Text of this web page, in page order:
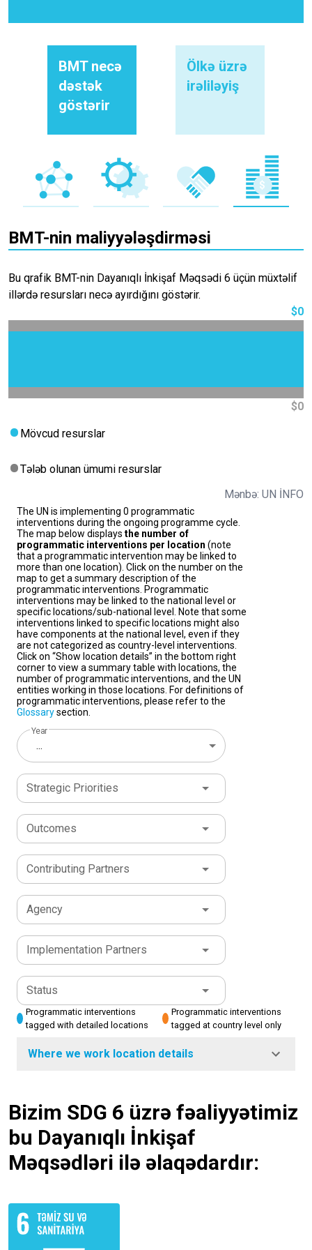
BMT necə
dəstək
göstərir
Ölkə üzrə
irəliləyiş
BMT-nin maliyyələşdirməsi
Bu qrafik BMT-nin Dayanıqlı İnkişaf Məqsədi 6 üçün müxtəlif
illərdə resursları necə ayırdığını göstərir.
$0
$0
Mövcud resurslar
Tələb olunan ümumi resurslar
Mənbə: UN İNFO
The UN is implementing 0 programmatic
interventions during the ongoing programme cycle.
The map below displays the number of
programmatic interventions per location (note
that a programmatic intervention may be linked to
more than one location). Click on the number on the
map to get a summary description of the
programmatic interventions. Programmatic
interventions may be linked to the national level or
specific locations/sub-national level. Note that some
interventions linked to specific locations might also
have components at the national level, even if they
are not categorized as country-level interventions.
Click on “Show location details” in the bottom right
corner to view a summary table with locations, the
number of programmatic interventions, and the UN
entities working in those locations. For definitions of
programmatic interventions, please refer to the
Glossarysection.
Year
...
Strategic Priorities
Outcomes
Contributing Partners
Agency
Implementation Partners
Status
Programmatic interventions
tagged with detailed locations
Programmatic interventions
tagged at country level only
Where we work location details
Bizim SDG 6 üzrə fəaliyyətimiz
bu Dayanıqlı İnkişaf
Məqsədləri ilə əlaqədardır: